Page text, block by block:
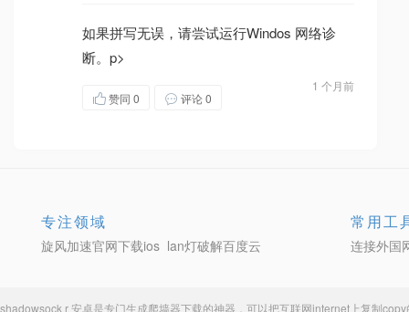
如果拼写无误，请尝试运行Windos 网络诊
断。p>
1 个月前
赞同 0 评论 0
专注领域
旋风加速官网下载ios lan灯破解百度云
常用工
连接外国
shadowsock r 安卓是专门生成爬墙器下载的神器，可以把互联网internet上复制